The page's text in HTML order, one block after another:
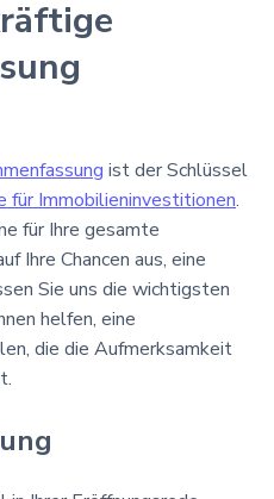
ist der Schlüssel
für Immobilieninvestitionen.
für Ihre gesamte
Ihre Chancen aus, eine
Sie uns die wichtigsten
helfen, eine
die die Aufmerksamkeit